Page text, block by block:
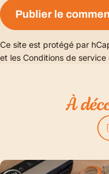
Message
Publier le
Ce site est protégé par
et les Conditions de service
À